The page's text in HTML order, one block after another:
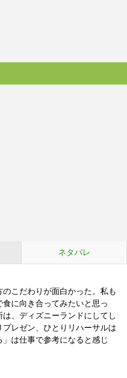
ネタバレ
こだわりが面白かった。私も
食に向き合ってみたいと思っ
は、ディズニーランドにしてし
プレゼン、ひとりリハーサルは
」は仕事で参考になると感じ